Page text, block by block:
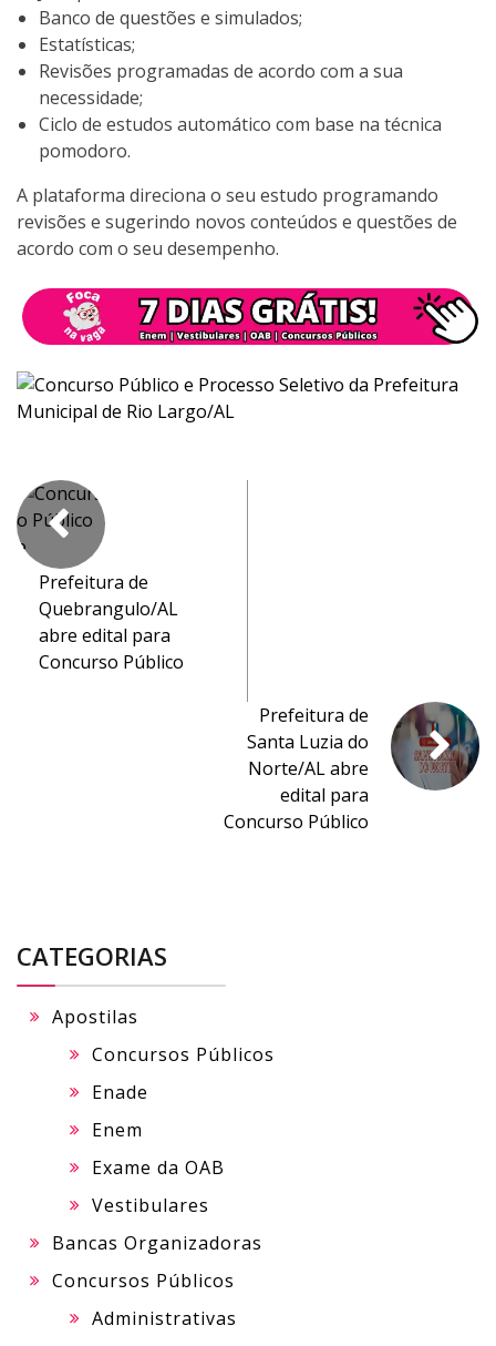
Banco de questões e simulados;
Estatísticas;
Revisões programadas de acordo com a sua
necessidade;
Ciclo de estudos automático com base na técnica
pomodoro.
A plataforma direciona o seu estudo programando
revisões e sugerindo novos conteúdos e questões de
acordo com o seu desempenho.
Prefeitura de
Quebrangulo/AL
abre edital para
Concurso Público
Prefeitura de
Santa Luzia do
Norte/AL abre
edital para
Concurso Público
CATEGORIAS
Apostilas
Concursos Públicos
Enade
Enem
Exame da OAB
Vestibulares
Bancas Organizadoras
Concursos Públicos
Administrativas